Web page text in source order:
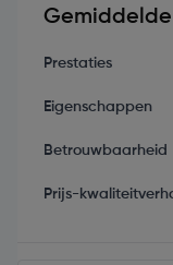
Prestaties
Eigenschappen
Betrouwbaarheid
Prijs-